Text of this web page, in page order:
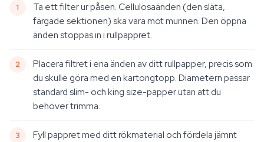
Ta ett filter ur påsen. Cellulosaänden (den släta,
färgade sektionen) ska vara mot munnen. Den öppna
änden stoppas in i rullpappret.
Placera filtret i ena änden av ditt rullpapper, precis som
du skulle göra med en kartongtopp. Diametern passar
standard slim- och king size-papper utan att du
behöver trimma.
Fyll pappret med ditt rökmaterial och fördela jämnt